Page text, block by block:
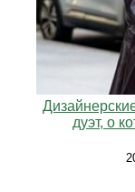
дуэт, о